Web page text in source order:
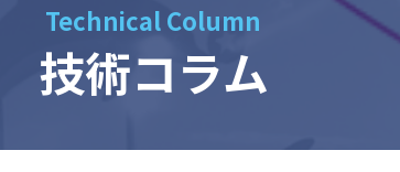
Technical Column
技術コラム